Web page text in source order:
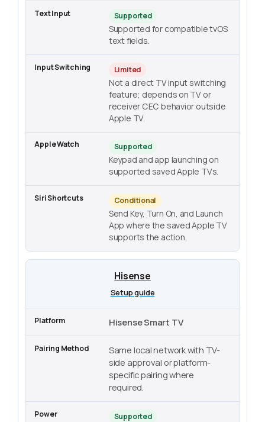
Supported
Supported for compatible tvOS
text fields.
Limited
Not a direct TV input switching
feature; depends on TV or
receiver CEC behavior outside
Apple TV.
Supported
Keypad and app launching on
supported saved Apple TVs.
Conditional
Send Key, Turn On, and Launch
App where the saved Apple TV
supports the action.
Hisense
Setup guide
Hisense Smart TV
Same local network with TV-
side approval or platform-
specific pairing where
required.
Supported